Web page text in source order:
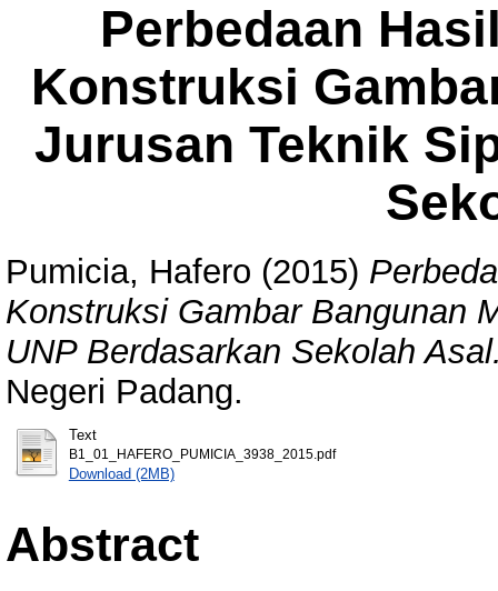
Perbedaan
Konstruksi
Jurusan Teknik
Pumicia, Hafero (2015)
Konstruksi Gambar Bangunan
UNP Berdasarkan Sekolah
Negeri Padang.
Text
B1_01_HAFERO_PUMICIA_3938_2015.pdf
Download (2MB)
Abstract